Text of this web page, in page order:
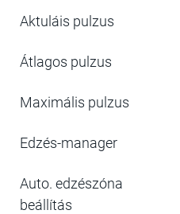
Aktuláis pulzus
Átlagos pulzus
Maximális pulzus
Edzés-manager
Auto. edzészóna
beállítás